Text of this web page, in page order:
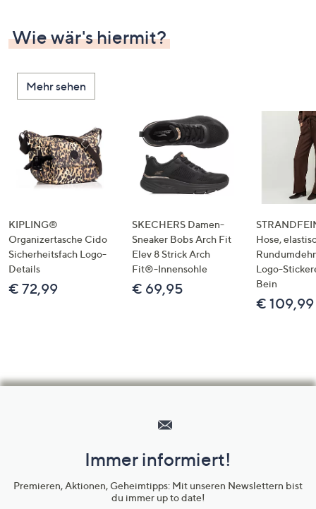
Wie wär's hiermit?
Mehr sehen
KIPLING®
Organizertasche Cido
Sicherheitsfach Logo-
Details
€ 72,99
SKECHERS Damen-
Sneaker Bobs Arch Fit
Elev 8 Strick Arch
Fit®-Innensohle
€ 69,95
Hose,
Logo-
Bein
€ 109,99
Unternehmensinformationen
Immer informiert!
Premieren, Aktionen, Geheimtipps: Mit unseren Newslettern bist
du immer up to date!